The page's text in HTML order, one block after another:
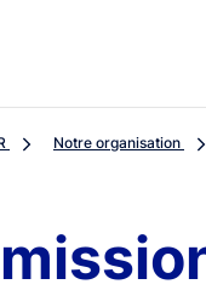
Notre organisation